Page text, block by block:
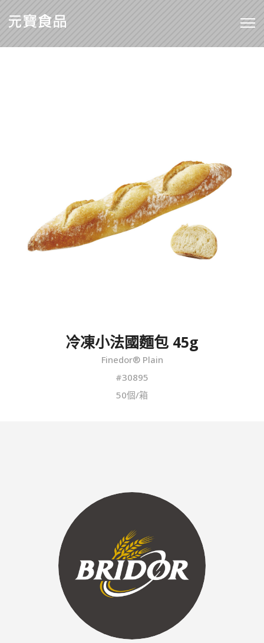
冷凍小法國麵包 45g
Finedor® Plain
#30895
50個/箱